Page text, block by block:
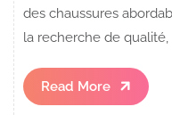
des chaussures
la recherche de qualité,
Read More
Read
More